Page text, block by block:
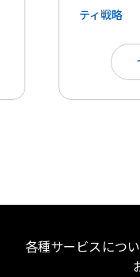
ティ戦略
各種サービスにつ